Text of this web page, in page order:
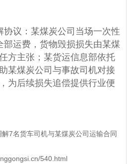
协议：某煤炭公司当场一次性
部运费，货物毁损损失由某煤
方主张；某货运信息部依托
某煤炭公司与事故司机对接
为后续损失追偿提供行业便
7名货车司机与某煤炭公司运输合同
540.html